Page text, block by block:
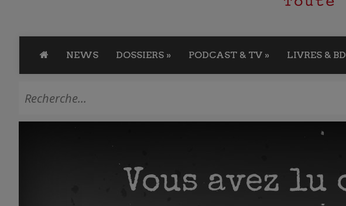
NEWS DOSSIERS » PODCAST & TV » LIVRES & BD